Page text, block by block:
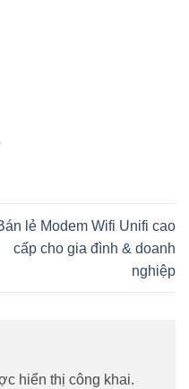
lẻ Modem Wifi Unifi cao
cấp cho gia đình & doanh
nghiệp
hiển thị công khai.